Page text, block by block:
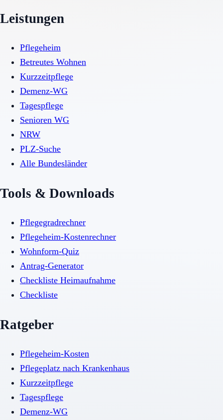
Leistungen
Pflegeheim
Betreutes Wohnen
Kurzzeitpflege
Demenz-WG
Tagespflege
Senioren WG
NRW
PLZ-Suche
Alle Bundesländer
Tools & Downloads
Pflegegradrechner
Pflegeheim-Kostenrechner
Wohnform-Quiz
Antrag-Generator
Checkliste Heimaufnahme
Checkliste
Ratgeber
Pflegeheim-Kosten
Pflegeplatz nach Krankenhaus
Kurzzeitpflege
Tagespflege
Demenz-WG